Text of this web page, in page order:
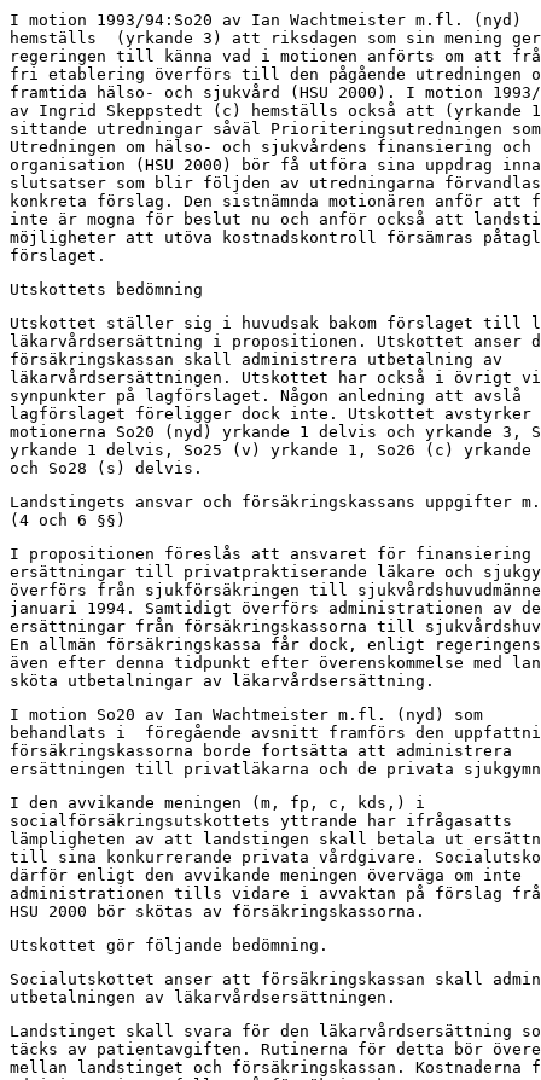
I motion 1993/94:So20 av Ian Wachtmeister m.fl. (nyd)
hemställs  (yrkande 3) att riksdagen som sin mening ger
regeringen till känna vad i motionen anförts om att
fri etablering överförs till den pågående utredningen
framtida hälso- och sjukvård (HSU 2000). I motion 1993/
av Ingrid Skeppstedt (c) hemställs också att (yrkande
sittande utredningar såväl Prioriteringsutredningen som
Utredningen om hälso- och sjukvårdens finansiering och
organisation (HSU 2000) bör få utföra sina uppdrag
slutsatser som blir följden av utredningarna
konkreta förslag. Den sistnämnda motionären anför att
inte är mogna för beslut nu och anför också att
möjligheter att utöva kostnadskontroll försämras
förslaget.
Utskottets bedömning
Utskottet ställer sig i huvudsak bakom förslaget till
läkarvårdsersättning i propositionen. Utskottet anser
försäkringskassan skall administrera utbetalning av
läkarvårdsersättningen. Utskottet har också i övrigt
synpunkter på lagförslaget. Någon anledning att avslå
lagförslaget föreligger dock inte. Utskottet avstyrker
motionerna So20 (nyd) yrkande 1 delvis och yrkande 3,
yrkande 1 delvis, So25 (v) yrkande 1, So26 (c)
och So28 (s) delvis.
Landstingets ansvar och försäkringskassans uppgifter
(4 och 6 §§)
I propositionen föreslås att ansvaret för finansiering
ersättningar till privatpraktiserande läkare och
överförs från sjukförsäkringen till
januari 1994. Samtidigt överförs administrationen av
ersättningar från försäkringskassorna till
En allmän försäkringskassa får dock, enligt
även efter denna tidpunkt efter överenskommelse med
sköta utbetalningar av läkarvårdsersättning.
I motion So20 av Ian Wachtmeister m.fl. (nyd) som
behandlats i  föregående avsnitt framförs den
försäkringskassorna borde fortsätta att administrera
ersättningen till privatläkarna och de privata
I den avvikande meningen (m, fp, c, kds,) i
socialförsäkringsutskottets yttrande har ifrågasatts
lämpligheten av att landstingen skall betala ut
till sina konkurrerande privata vårdgivare.
därför enligt den avvikande meningen överväga om inte
administrationen tills vidare i avvaktan på förslag
HSU 2000 bör skötas av försäkringskassorna.
Utskottet gör följande bedömning.
Socialutskottet anser att försäkringskassan skall
utbetalningen av läkarvårdsersättningen.
Landstinget skall svara för den läkarvårdsersättning
täcks av patientavgiften. Rutinerna för detta bör
mellan landstinget och försäkringskassan. Kostnaderna